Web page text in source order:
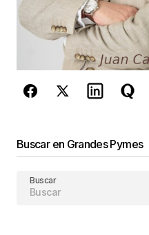
Este sitio esta
reCAPTCHA y la
privacidad y los
Buscar en Grandes Pymes
Buscar